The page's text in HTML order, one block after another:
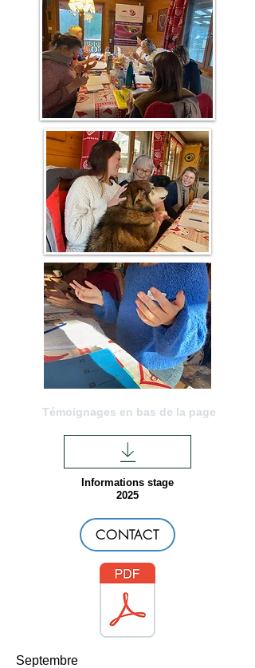
Témoignages en bas de la page
Informations stage
2025
CONTACT
Septembre